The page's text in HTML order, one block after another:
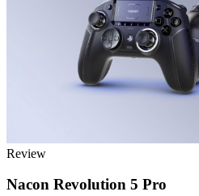
Review
Nacon Revolution 5 Pro